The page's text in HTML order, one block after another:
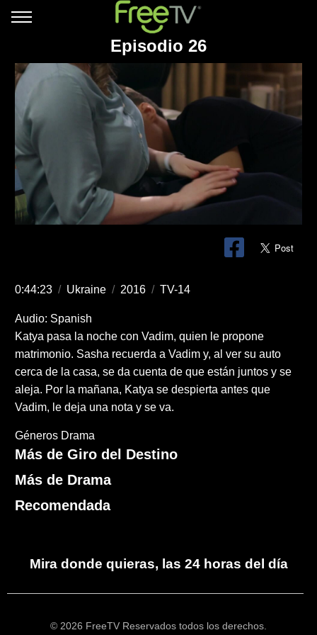
Episodio 26
0:44:23 / Ukraine / 2016 / TV-14
Audio: Spanish
Katya pasa la noche con Vadim, quien le propone
matrimonio. Sasha recuerda a Vadim y, al ver su auto
cerca de la casa, se da cuenta de que están juntos y se
aleja. Por la mañana, Katya se despierta antes que
Vadim, le deja una nota y se va.
Géneros Drama
Más de Giro del Destino
Más de Drama
Recomendada
Mira donde quieras, las 24 horas del día
© 2026 FreeTV Reservados todos los derechos.